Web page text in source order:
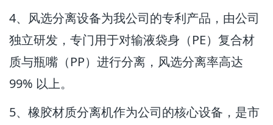
4、风选分离设备为我公司的专利产品，由公司
独立研发，专门用于对输液袋身（PE）复合材
质与瓶嘴（PP）进行分离，风选分离率高达
99% 以上。
5、橡胶材质分离机作为公司的核心设备，是市